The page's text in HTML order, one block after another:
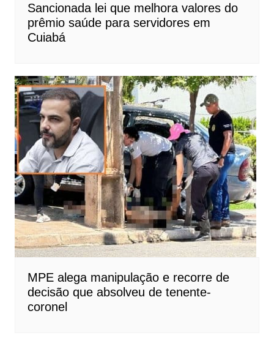
Sancionada lei que melhora valores do
prêmio saúde para servidores em
Cuiabá
MPE alega manipulação e recorre de
decisão que absolveu de tenente-
coronel